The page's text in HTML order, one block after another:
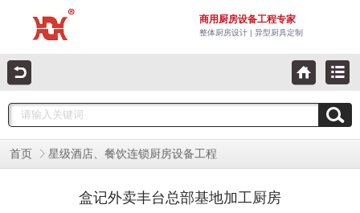
商用厨房设备工程专家
整体厨房设计 | 异型厨具定制
首页 星级酒店、餐饮连锁厨房设备工程
盒记外卖丰台总部基地加工厨房